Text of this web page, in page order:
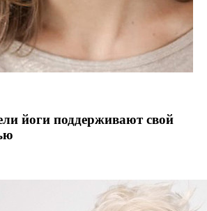
йоги поддерживают свой